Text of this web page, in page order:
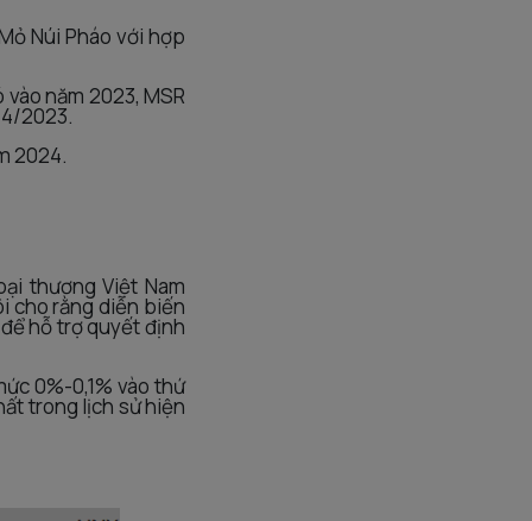
Núi Pháo với hợp
năm 2023, MSR
2023.
2024.
thương Việt Nam
cho rằng diễn biến
hỗ trợ quyết định
0%-0,1% vào thứ
trong lịch sử hiện